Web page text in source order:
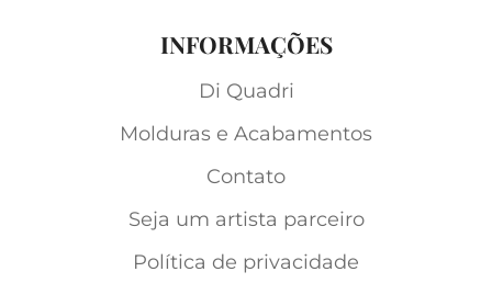
INFORMAÇÕES
Di Quadri
Molduras e Acabamentos
Contato
Seja um artista parceiro
Política de privacidade